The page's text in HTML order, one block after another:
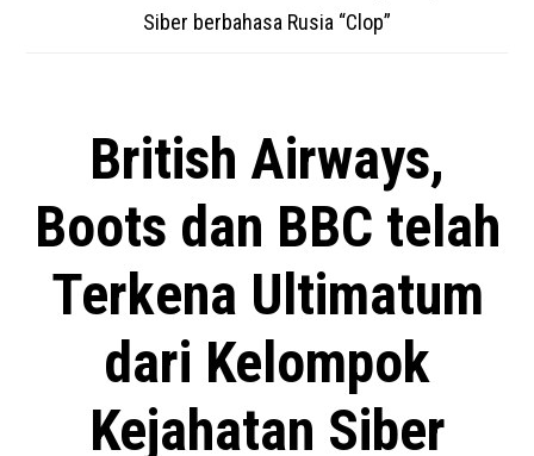
Siber berbahasa Rusia “Clop”
British Airways,
Boots dan BBC telah
Terkena Ultimatum
dari Kelompok
Kejahatan Siber